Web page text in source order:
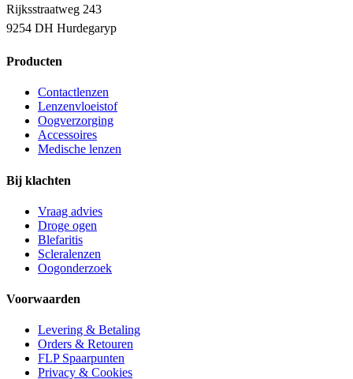
Rijksstraatweg 243
9254 DH Hurdegaryp
Producten
Contactlenzen
Lenzenvloeistof
Oogverzorging
Accessoires
Medische lenzen
Bij klachten
Vraag advies
Droge ogen
Blefaritis
Scleralenzen
Oogonderzoek
Voorwaarden
Levering & Betaling
Orders & Retouren
FLP Spaarpunten
Privacy & Cookies